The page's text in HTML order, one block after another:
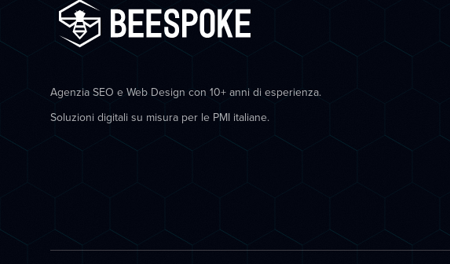
Agenzia SEO e Web Design con 10+ anni di esperienza.
Soluzioni digitali su misura per le PMI italiane.